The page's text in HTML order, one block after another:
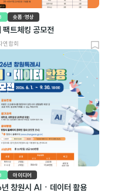
숏폼·영상
트체킹 공모전
연합회
북
크
아이디어
창원시 AIㆍ데이터 활용